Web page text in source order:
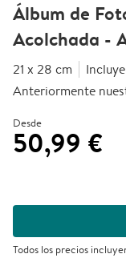
Álbum de
Acolchada -
21 x 28 cm
Anteriormente
Desde
50,99 €
Todos los precios